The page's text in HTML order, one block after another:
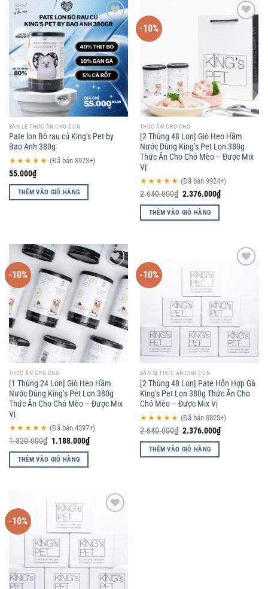
Add to
wishlist
BÁN LẺ THỨC ĂN CHO CÚN
Pate lon Bò rau củ King’s Pet by
Bao Anh 380g
★★★★★ (Đã bán 8973+)
55.000₫
THÊM VÀO GIỎ HÀNG
-10%
wishlist
THỨC ĂN CHO CHÓ
[2 Thùng 48 Lon] Giò Heo Hầm
Nước Dùng King’s Pet Lon 380g
Thức Ăn Cho Chó Mèo – Được Mix
Vị
★★★★★ (Đã bán 9924+)
2.640.000₫ 2.376.000₫
THÊM VÀO GIỎ HÀNG
-10%
Add to
wishlist
THỨC ĂN CHO CHÓ
[1 Thùng 24 Lon] Giò Heo Hầm
Nước Dùng King’s Pet Lon 380g
Thức Ăn Cho Chó Mèo – Được Mix
Vị
★★★★★ (Đã bán 4397+)
1.320.000₫ 1.188.000₫
THÊM VÀO GIỎ HÀNG
-10%
wishlist
BÁN SỈ THỨC ĂN CHO CÚN
[2 Thùng 48 Lon] Pate Hỗn Hợp Gà
King’s Pet Lon 380g Thức Ăn Cho
Chó Mèo – Được Mix Vị
★★★★★ (Đã bán 8823+)
2.640.000₫ 2.376.000₫
THÊM VÀO GIỎ HÀNG
-10%
Add to
wishlist